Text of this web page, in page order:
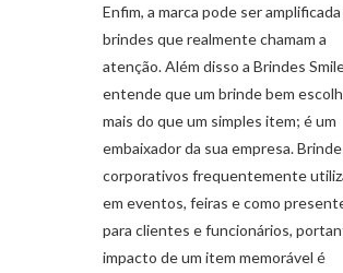
Enfim, a marca pode ser
brindes que realmente chamam a
atenção. Além disso a Brindes
entende que um brinde bem
mais do que um simples item; é um
embaixador da sua empresa.
corporativos frequentemente
em eventos, feiras e como
para clientes e funcionários,
impacto de um item memorável é